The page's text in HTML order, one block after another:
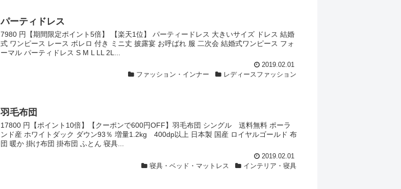
パーティドレス
7980 円【期間限定ポイント5倍】 【楽天1位】 パーティードレス 大きいサイズ ドレス 結婚
式 ワンピース レース ボレロ 付き ミニ丈 披露宴 お呼ばれ 服 二次会 結婚式ワンピース フォ
ーマル パーティドレス S M L LL 2L...
2019.02.01
ファッション・インナー
レディースファッション
羽毛布団
17800 円【ポイント10倍】【クーポンで600円OFF】羽毛布団 シングル 送料無料 ポーラ
ンド産 ホワイトダック ダウン93％ 増量1.2kg 400dp以上 日本製 国産 ロイヤルゴールド 布
団 暖か 掛け布団 掛布団 ふとん 寝具...
2019.02.01
寝具・ベッド・マットレス
インテリア・寝具